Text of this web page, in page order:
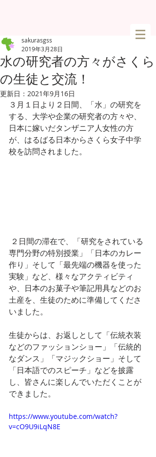
水の研究者の方々がさくら
の生徒と交流！
sakurasgss
2019年3月28日
更新日： 2021年9月16日
３月１日より２日間、「水」の研究を
する、大学や企業の研究者の方々や、
日本に嫁いだタンザニア人女性の方
が、はるばる日本からさくら女子中学
校を訪問されました。
専門分野の特別授業」「日本のカレー
作り」そして「最先端の機器を使った
実験」など、様々なアクティビティ
や、日本のお菓子や筆記用具などのお
土産を、生徒のために準備してくださ
いました。
生徒からは、お返しとして「伝統衣装
などのファッションショー」「伝統的
なダンス」「マジックショー」そして
「日本語でのスピーチ」などを披露
し、皆さんに楽しんでいただくことが
できました。
https://www.youtube.com/watch?
v=cO9U9iLqN8E